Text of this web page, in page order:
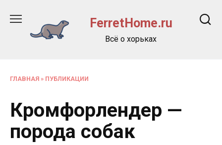
содержанию
FerretHome.ru
Всё о хорьках
ГЛАВНАЯ » ПУБЛИКАЦИИ
Кромфорлендер —
порода собак